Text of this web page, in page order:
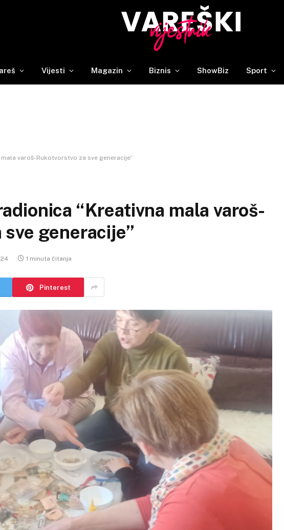
Vijesti Magazin Biznis ShowBiz Sport
varoš-Rukotvorstvo za sve generacije”
“Kreativna mala varoš-
generacije”
1 minuta čitanja
Pinterest